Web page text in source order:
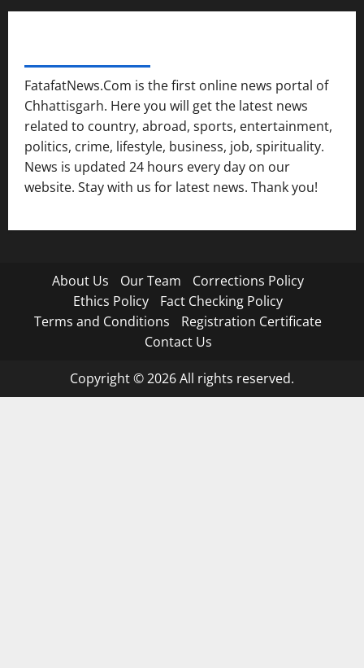
FatafatNews.Com is the first online news portal of
Chhattisgarh. Here you will get the latest news
related to country, abroad, sports, entertainment,
politics, crime, lifestyle, business, job, spirituality.
News is updated 24 hours every day on our
website. Stay with us for latest news. Thank you!
About Us Our Team
Corrections Policy
Ethics Policy
Fact Checking Policy
Terms and Conditions
Registration Certificate
Contact Us
Copyright © 2026 All rights reserved.